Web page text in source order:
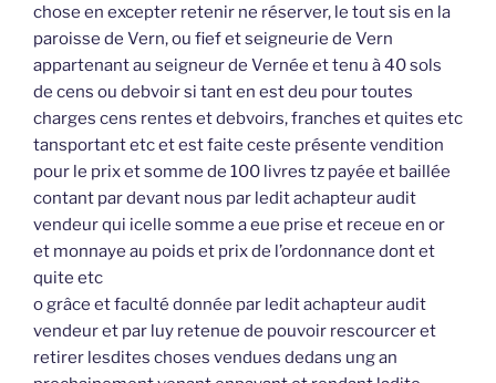
chose en excepter retenir ne réserver, le tout sis en la
paroisse de Vern, ou fief et seigneurie de Vern
appartenant au seigneur de Vernée et tenu à 40 sols
de cens ou debvoir si tant en est deu pour toutes
charges cens rentes et debvoirs, franches et quites etc
tansportant etc et est faite ceste présente vendition
pour le prix et somme de 100 livres tz payée et baillée
contant par devant nous par ledit achapteur audit
vendeur qui icelle somme a eue prise et receue en or
et monnaye au poids et prix de l’ordonnance dont et
quite etc
o grâce et faculté donnée par ledit achapteur audit
vendeur et par luy retenue de pouvoir rescourcer et
retirer lesdites choses vendues dedans ung an